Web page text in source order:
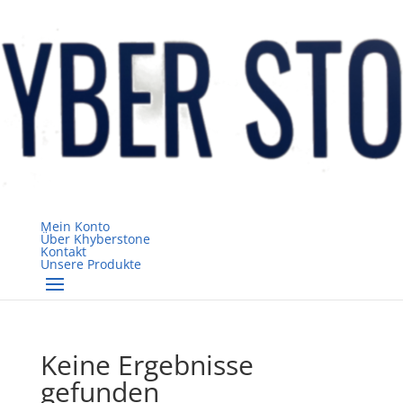
Mein Konto
Über Khyberstone
Kontakt
Unsere Produkte
Keine Ergebnisse
gefunden